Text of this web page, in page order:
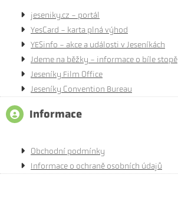
jeseniky.cz - portál
YesCard - karta plná výhod
YESinfo - akce a události v Jeseníkách
Jdeme na běžky - informace o bíle stopě
Jeseníky Film Office
Jeseníky Convention Bureau
Informace
Obchodní podmínky
Informace o ochraně osobních údajů